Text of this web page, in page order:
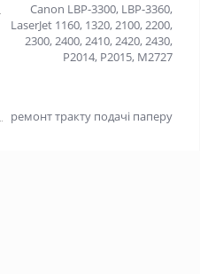
Canon LBP-3300, LBP-3360,
LaserJet 1160, 1320, 2100, 2200,
2300, 2400, 2410, 2420, 2430,
P2014, P2015, M2727
ремонт тракту подачі паперу